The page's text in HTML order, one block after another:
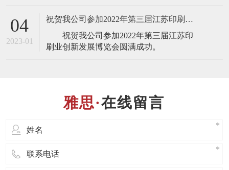
04
2023-01
祝贺我公司参加2022年第三届江苏印刷业创新发展博览会圆满成功
祝贺我公司参加2022年第三届江苏印
在线留言